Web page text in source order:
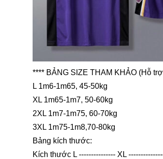
**** BẢNG SIZE THAM KHẢO (Hỗ
L 1m6-1m65, 45-50kg
XL 1m65-1m7, 50-60kg
2XL 1m7-1m75, 60-70kg
3XL 1m75-1m8,70-80kg
Bảng kích thước:
Kích thước L --------------- XL